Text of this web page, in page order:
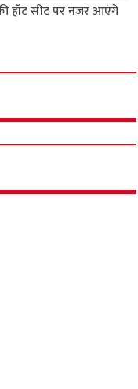
हॉट सीट पर नजर आएंगे